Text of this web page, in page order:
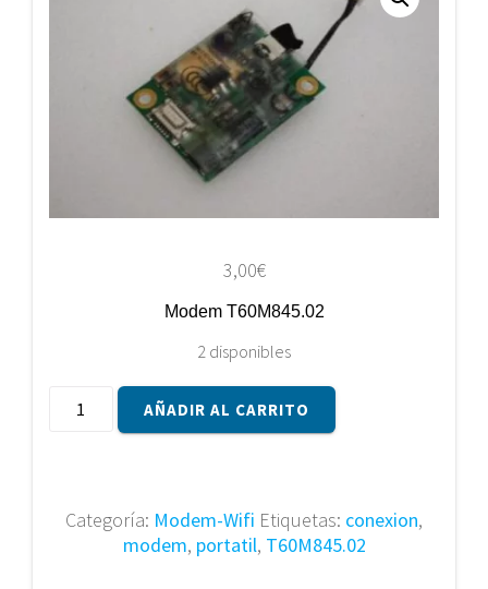
3,00€
Modem T60M845.02
2 disponibles
Modem
T60M845.02
AÑADIR AL CARRITO
Categoría: Modem-Wifi Etiquetas: conexion,
modem, portatil, T60M845.02